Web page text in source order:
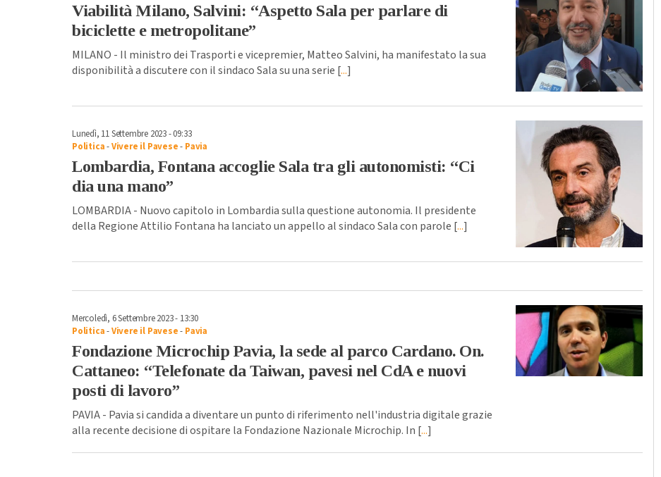
Viabilità Milano, Salvini: “Aspetto Sala per parlare di
biciclette e metropolitane”
MILANO - Il ministro dei Trasporti e vicepremier, Matteo Salvini, ha manifestato la sua
disponibilità a discutere con il sindaco Sala su una serie [...]
Lunedì, 11 Settembre 2023 - 09:33
Politica-Vivere il Pavese- Pavia
Lombardia, Fontana accoglie Sala tra gli autonomisti: “Ci
dia una mano”
LOMBARDIA - Nuovo capitolo in Lombardia sulla questione autonomia. Il presidente
della Regione Attilio Fontana ha lanciato un appello al sindaco Sala con parole [...]
Mercoledì, 6 Settembre 2023 - 13:30
Politica-Vivere il Pavese- Pavia
Fondazione Microchip Pavia, la sede al parco Cardano. On.
Cattaneo: “Telefonate da Taiwan, pavesi nel CdA e nuovi
posti di lavoro”
PAVIA - Pavia si candida a diventare un punto di riferimento nell'industria digitale grazie
alla recente decisione di ospitare la Fondazione Nazionale Microchip. In [...]